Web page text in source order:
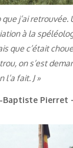
j’ai retrouvée.
à la
que c’était
on s’est
l’a fait. J »
Baptiste Pierret